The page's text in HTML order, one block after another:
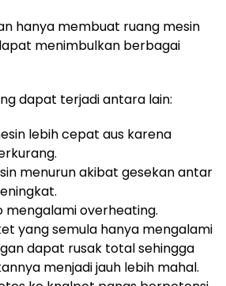
hanya membuat ruang mesin
menimbulkan berbagai
dapat terjadi antara lain:
lebih cepat aus karena
menurun akibat gesekan antar
mengalami overheating.
yang semula hanya mengalami
dapat rusak total sehingga
menjadi jauh lebih mahal.